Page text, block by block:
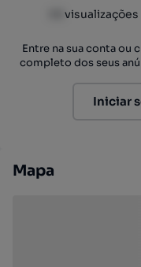
visualizações
Entre na sua conta ou
completo dos seus
Iniciar
Mapa